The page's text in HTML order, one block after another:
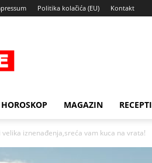
Politika kolačića (EU) Kontakt
HOROSKOP MAGAZIN RECEPTI
velika iznenađenja,sreća vam kuca na vrata!